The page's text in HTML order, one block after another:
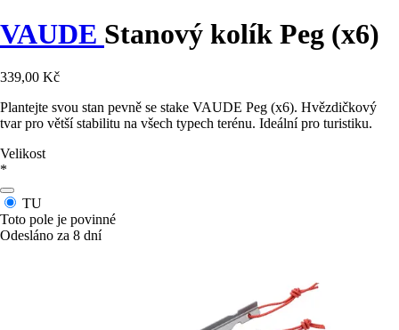
VAUDE Stanový kolík Peg (x6)
339,00 Kč
Plantejte svou stan pevně se stake VAUDE Peg (x6). Hvězdičkový
tvar pro větší stabilitu na všech typech terénu. Ideální pro turistiku.
Velikost
*
TU
Toto pole je povinné
Odesláno za 8 dní